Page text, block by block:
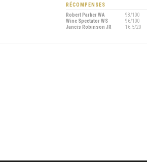
RÉCOMPENSES
Robert Parker WA
98/100
Wine Spectator WS
96/100
Jancis Robinson JR
16.5/20